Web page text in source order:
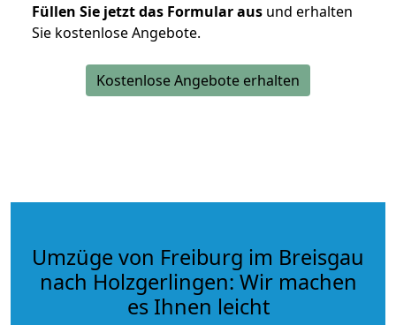
Füllen Sie jetzt das Formular aus und erhalten
Sie kostenlose Angebote.
Kostenlose Angebote erhalten
Umzüge von Freiburg im Breisgau
nach Holzgerlingen: Wir machen
es Ihnen leicht